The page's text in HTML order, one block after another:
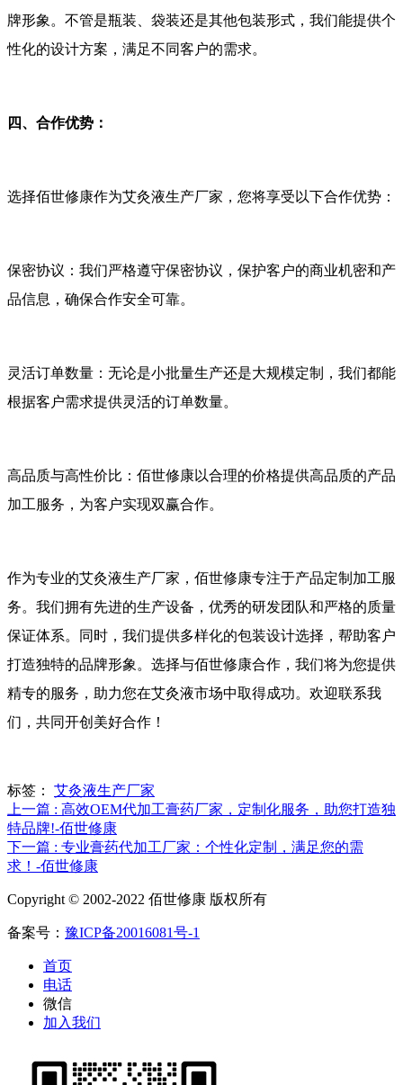
牌形象。不管是瓶装、袋装还是其他包装形式，我们能提供个
性化的设计方案，满足不同客户的需求。
四、合作优势：
选择佰世修康作为艾灸液生产厂家，您将享受以下合作优势：
保密协议：我们严格遵守保密协议，保护客户的商业机密和产
品信息，确保合作安全可靠。
灵活订单数量：无论是小批量生产还是大规模定制，我们都能
根据客户需求提供灵活的订单数量。
高品质与高性价比：佰世修康以合理的价格提供高品质的产品
加工服务，为客户实现双赢合作。
作为专业的艾灸液生产厂家，佰世修康专注于产品定制加工服
务。我们拥有先进的生产设备，优秀的研发团队和严格的质量
保证体系。同时，我们提供多样化的包装设计选择，帮助客户
打造独特的品牌形象。选择与佰世修康合作，我们将为您提供
精专的服务，助力您在艾灸液市场中取得成功。欢迎联系我
们，共同开创美好合作！
标签：
艾灸液生产厂家
上一篇 : 高效OEM代加工膏药厂家，定制化服务，助您打造独
特品牌!-佰世修康
下一篇 : 专业膏药代加工厂家：个性化定制，满足您的需
求！-佰世修康
Copyright © 2002-2022 佰世修康 版权所有
备案号： 豫ICP备20016081号-1
首页
电话
微信
加入我们